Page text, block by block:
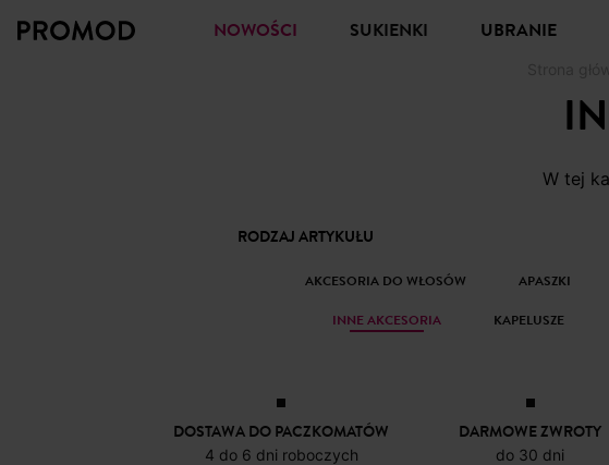
NOWOŚCI SUKIENKI UBRANIE
W tej
RODZAJ ARTYKUŁU
AKCESORIA DO WŁOSÓW APASZKI
INNE AKCESORIA
KAPELUSZE
DOSTAWA DO PACZKOMATÓW
4 do 6 dni roboczych
DARMOWE ZWROTY
do 30 dni